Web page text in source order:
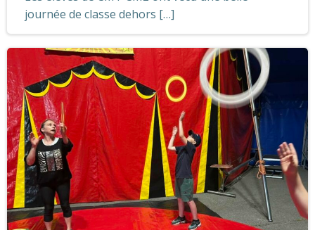
journée de classe dehors […]